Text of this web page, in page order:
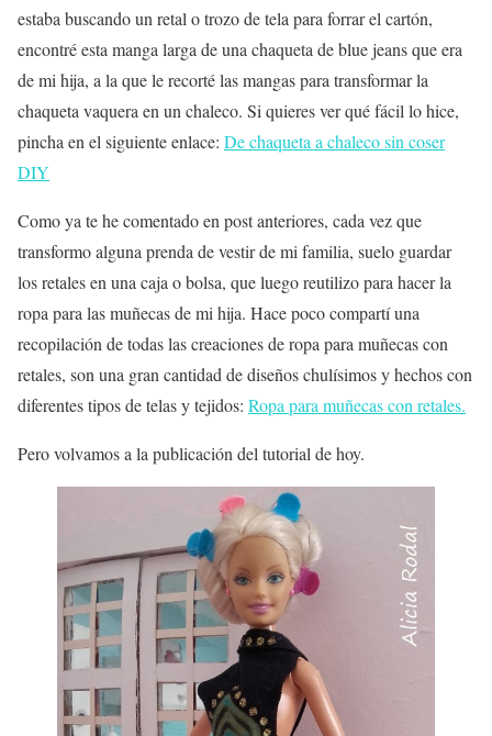
estaba buscando un retal o trozo de tela para forrar el cartón,
encontré esta manga larga de una chaqueta de blue jeans que era
de mi hija, a la que le recorté las mangas para transformar la
chaqueta vaquera en un chaleco. Si quieres ver qué fácil lo hice,
pincha en el siguiente enlace: De chaqueta a chaleco sin coser
DIY
Como ya te he comentado en post anteriores, cada vez que
transformo alguna prenda de vestir de mi familia, suelo guardar
los retales en una caja o bolsa, que luego reutilizo para hacer la
ropa para las muñecas de mi hija. Hace poco compartí una
recopilación de todas las creaciones de ropa para muñecas con
retales, son una gran cantidad de diseños chulísimos y hechos con
diferentes tipos de telas y tejidos: Ropa para muñecas con retales.
Pero volvamos a la publicación del tutorial de hoy.